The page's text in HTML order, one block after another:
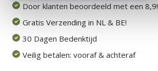
Door klanten beoordeeld met een 8,9!
Gratis Verzending in NL & BE!
30 Dagen Bedenktijd
Veilig betalen: vooraf & achteraf